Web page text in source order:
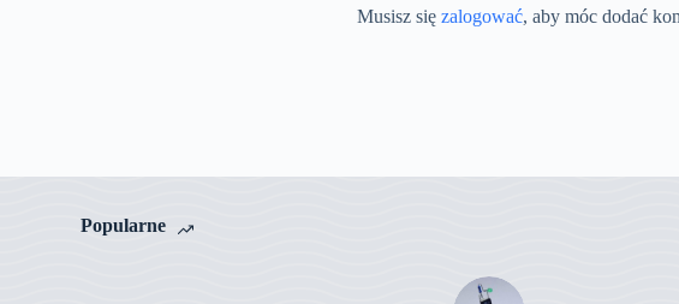
Musisz się zalogować, aby móc dodać
Popularne